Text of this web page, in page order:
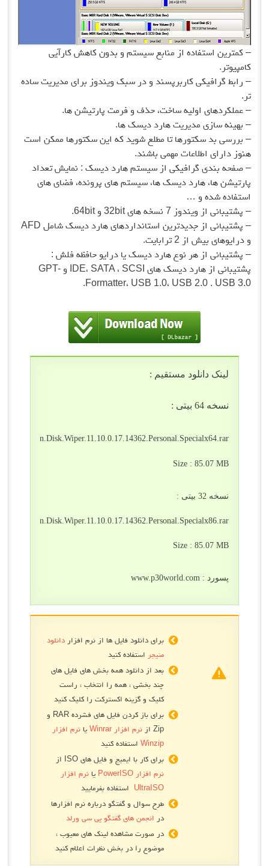
– کمترین استفاده از منابع سیستم و بدون کاهش کارآیی
کامپیوتر.
– رابط گرافیکی کاربرپسند و در سبک ویندوز برای مدیریت ساده
تر.
– عملکردهای اولیه ساخت، حذف و فرمت پارتیشن ها.
– بهینه سازی مدیریت هارد دیسک ها.
– بررسی بد سکتورها تا مطلع شوید که این سکتورها ممکن است
هنوز دارای اطلاعات مهمی باشند.
– صفحه بندی گرافیکی از سیستم هارد دیسک : نمایش تعداد
پارتیشن ها، هارد دیسک ها، سیستم های پرونده، فضای های
استفاده شده و …
– پشتیبانی از ویندوز 7 نسخه های 32bit و 64bit.
– پشتیبانی از جدیدترین استانداردهای هارد دیسک شامل AFD
و درایوهای بیش از 2 ترابایت.
– پشتیبانی از هر نوع هارد دیسک یا درایو حافظه فلش :
پشتیبانی از هارد دیسک های IDE، SATA ، SCSI و GPT-
Formatter، USB 1.0، USB 2.0 . USB 3.0.
لینک دانلود مستقیم :
نسخه 64 بیتی :
Paragon.Disk.Wiper.11.10.0.17.14362.Personal.Specialx64.rar
Size : 85.07 MB
نسخه 32 بیتی :
Paragon.Disk.Wiper.11.10.0.17.14362.Personal.Specialx86.rar
Size : 85.07 MB
پسورد : www.p30world.com
برای دانلود فایل ها از نرم افزار دانلود
منیجر استفاده کنید
بعد از دانلود همه بخش های فایل های
چند بخشی ، همه را انتخاب ، راست
کلیک و گزینه اکسترکت را کلیک کنید
برای باز کردن فایل های فشرده RAR و
Zip از
نرم افزار Winrar یا نرم افزار
Winzipاستفاده کنید
برای کار با ایمیج و فایل های ISO از
نرم افزار PowerISO
یا نرم افزار
UltraISO استفاده بفرمایید
طرح سوال و گفتگو درباره نرم افزارها
در انجمن های گفتگو پی سی ورلد
در صورت مشاهده لینک های معیوب ،
موضوع را در بخش نظرات اعلام کنید